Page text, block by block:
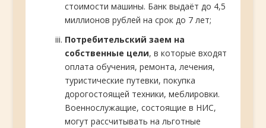
стоимости машины. Банк выдаёт до 4,5
миллионов рублей на срок до 7 лет;
Потребительский заем на
собственные цели, в которые входят
оплата обучения, ремонта, лечения,
туристические путевки, покупка
дорогостоящей техники, меблировки.
Военнослужащие, состоящие в НИС,
могут рассчитывать на льготные